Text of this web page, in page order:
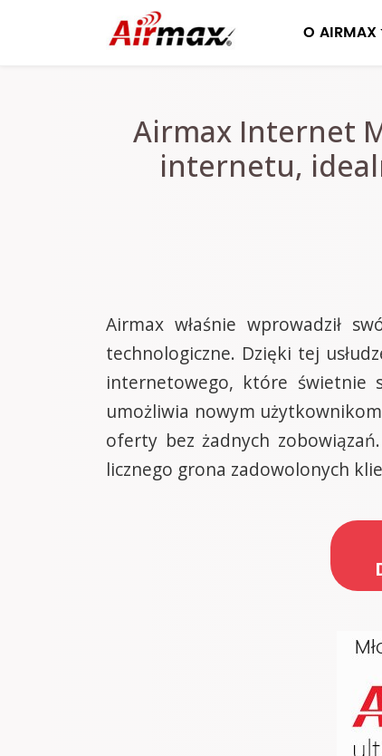
O AIRMAX
Airmax Internet
internetu,
Airmax właśnie wprowadził
technologiczne. Dzięki tej
internetowego, które świetnie
umożliwia nowym
oferty bez żadnych
licznego grona zadowolonych